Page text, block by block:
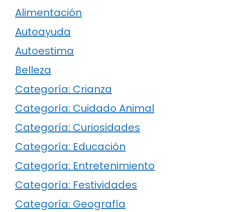
Alimentación
Autoayuda
Autoestima
Belleza
Categoría: Crianza
Categoría: Cuidado Animal
Categoría: Curiosidades
Categoría: Educación
Categoría: Entretenimiento
Categoría: Festividades
Categoría: Geografía